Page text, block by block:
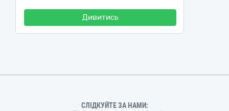
Дивитись
СЛІДКУЙТЕ ЗА НАМИ: